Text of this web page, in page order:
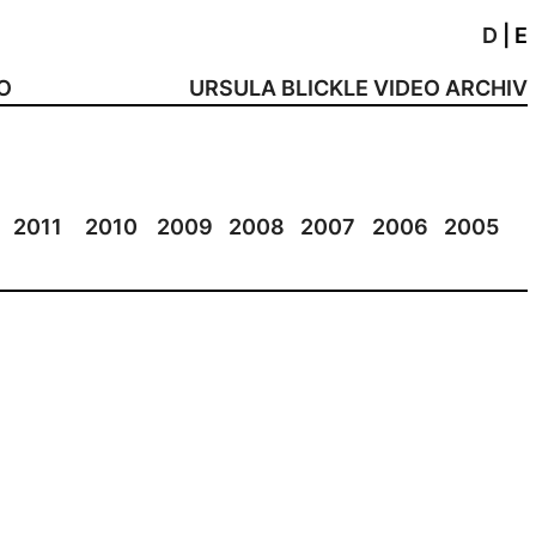
D E
URSULA BLICKLE VIDEO ARCHIV
2011 2010 2009 2008 2007 2006
2005